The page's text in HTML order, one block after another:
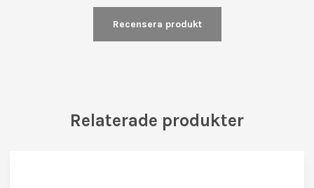
Recensera produkt
Relaterade produkter